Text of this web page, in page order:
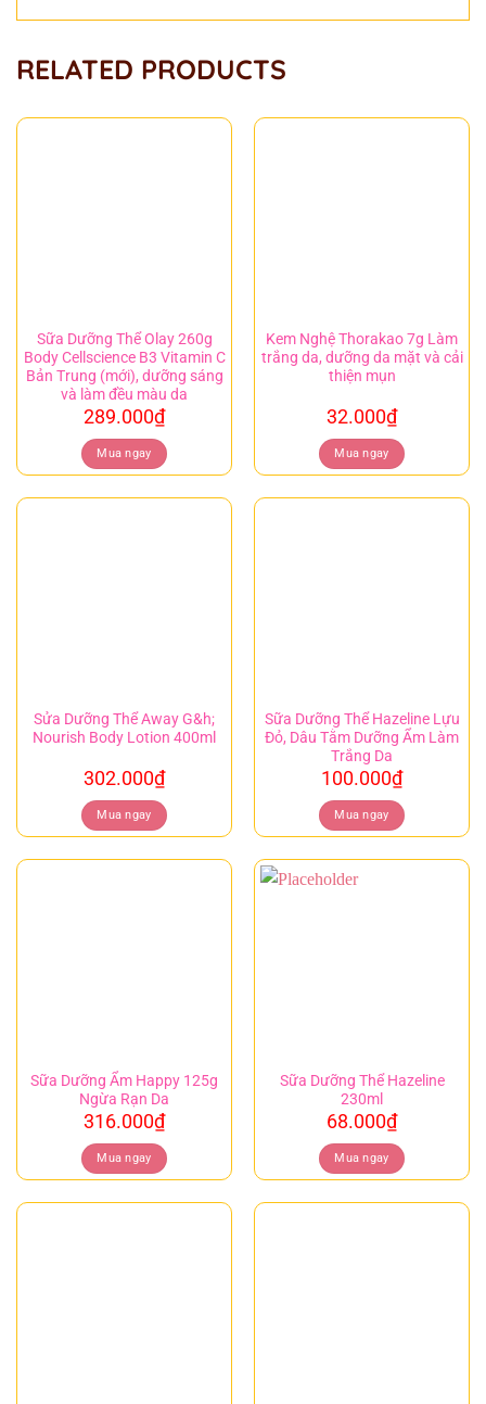
RELATED PRODUCTS
Sữa Dưỡng Thể Olay 260g
Body Cellscience B3 Vitamin C
Bản Trung (mới), dưỡng sáng
và làm đều màu da
289.000₫
Mua ngay
Kem Nghệ Thorakao 7g Làm
trắng da, dưỡng da mặt và cải
thiện mụn
32.000₫
Mua ngay
Sửa Dưỡng Thể Away G&h;
Nourish Body Lotion 400ml
302.000₫
Mua ngay
Sữa Dưỡng Thể Hazeline Lựu
Đỏ, Dâu Tằm Dưỡng Ẩm Làm
Trắng Da
100.000₫
Mua ngay
Sữa Dưỡng Ẩm Happy 125g
Ngừa Rạn Da
316.000₫
Mua ngay
Sữa Dưỡng Thể Hazeline
230ml
68.000₫
Mua ngay